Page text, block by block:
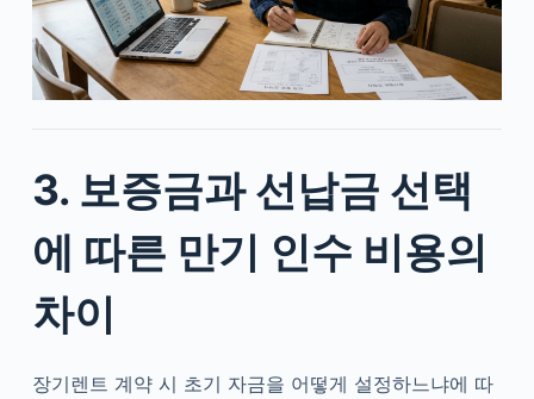
3. 보증금과 선납금 선택
에 따른 만기 인수 비용의
차이
장기렌트 계약 시 초기 자금을 어떻게 설정하느냐에 따